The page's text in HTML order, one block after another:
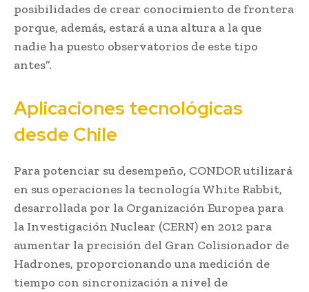
posibilidades de crear conocimiento de frontera
porque, además, estará a una altura a la que
nadie ha puesto observatorios de este tipo
antes”.
Aplicaciones tecnológicas
desde Chile
Para potenciar su desempeño, CONDOR utilizará
en sus operaciones la tecnología White Rabbit,
desarrollada por la Organización Europea para
la Investigación Nuclear (CERN) en 2012 para
aumentar la precisión del Gran Colisionador de
Hadrones, proporcionando una medición de
tiempo con sincronización a nivel de